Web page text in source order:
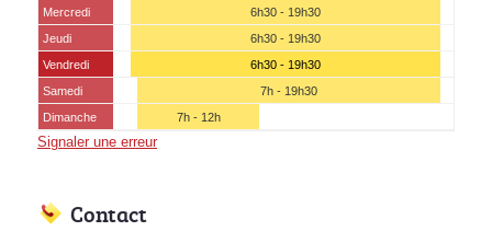
Mercredi
6h30 - 19h30
Jeudi
6h30 - 19h30
Vendredi
6h30 - 19h30
Samedi
7h - 19h30
Dimanche
7h - 12h
Signaler une erreur
Contact